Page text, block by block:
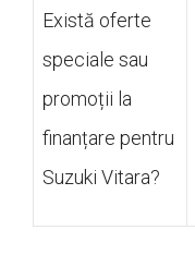
Există oferte
speciale sau
promoții la
finanțare pentru
Suzuki Vitara?